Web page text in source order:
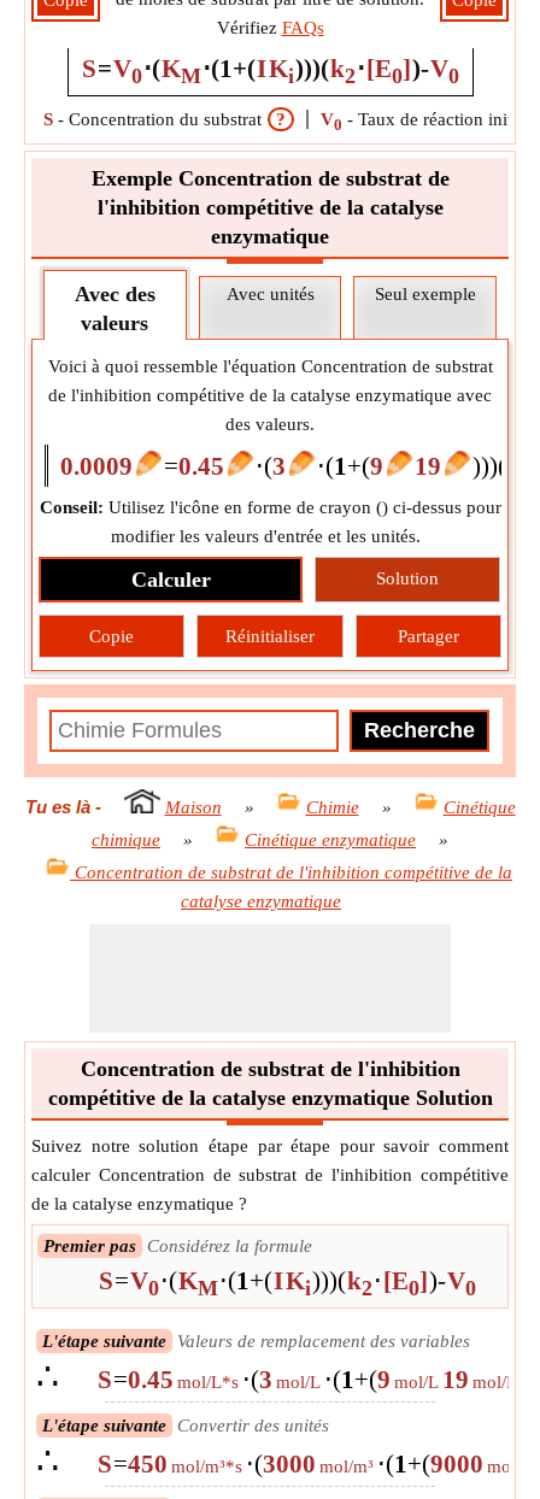
Vérifiez FAQs
S=V0⋅(KM⋅(1+(IKi)))(k2⋅[E0])-V0
S - Concentration du substrat ? V0 - Taux de réaction initial
Exemple Concentration de substrat de
l'inhibition compétitive de la catalyse
enzymatique
Avec des
valeurs
Avec unités Seul exemple
Voici à quoi ressemble l'équation Concentration de substrat
de l'inhibition compétitive de la catalyse enzymatique avec
des valeurs.
0.0009 =0.45 ⋅(3 ⋅(1+(9 19 )))(
Conseil: Utilisez l'icône en forme de crayon () ci-dessus pour
modifier les valeurs d'entrée et les unités.
Calculer Solution
Copie Réinitialiser Partager
Tu es là- Maison » Chimie »
Cinétique
chimique
» Cinétique enzymatique
»
Concentration de substrat de l'inhibition compétitive de la
catalyse enzymatique
Concentration de substrat de l'inhibition
compétitive de la catalyse enzymatique Solution
Suivez notre solution étape par étape pour savoir comment
calculer Concentration de substrat de l'inhibition compétitive
de la catalyse enzymatique ?
Premier pas Considérez la formule
S=V0⋅(KM⋅(1+(IKi)))(k2⋅[E0])-V0
L'étape suivante Valeurs de remplacement des variables
∴ S=0.45 mol/L*s ⋅(3 mol/L ⋅(1+(9 mol/L 19 mol/L
L'étape suivante Convertir des unités
∴ S=450 mol/m³*s ⋅(3000 mol/m³ ⋅(1+(9000 mol/m³